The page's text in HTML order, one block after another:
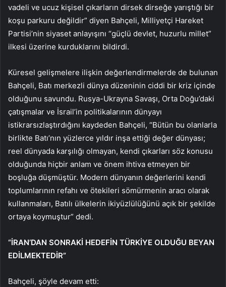
vadeli ve ucuz kişisel çıkarların dirsek dirseğe yarıştığı bir
koşu parkuru değildir” diyen Bahçeli, Milliyetçi Hareket
Partisi’nin siyaset anlayışını “güçlü devlet, huzurlu millet”
ilkesi üzerine kurduklarını bildirdi.
Küresel gelişmelere ilişkin değerlendirmelerde de bulunan
Bahçeli, Batı merkezli dünya düzeninin ciddi bir kriz içinde
olduğunu savundu. Rusya-Ukrayna Savaşı, Orta Doğu’daki
çatışmalar ve İsrail’in politikalarının dünyayı
istikrarsızlaştırdığını kaydeden Bahçeli, “Bütün bu olanlarla
birlikte Batı’nın yüzlerce yıldır inşa ettiği değer dünyası;
reel dünyada karşılığı olmayan, kendi çıkarları söz konusu
olduğunda hiçbir anlam ve önem ihtiva etmeyen bir
boşluğa düşmüştür. Modern dünyanın değerlerini kendi
toplumlarının refahı ve ötekileri sömürmenin aracı olarak
kullanmaları, Batılı ülkelerin ikiyüzlülüğünü açık bir şekilde
ortaya koymuştur” dedi.
“İRAN’DAN SONRAKİ HEDEFİN TÜRKİYE OLDUĞU BEYAN
EDİLMEKTEDİR”
Bahçeli, şöyle devam etti: